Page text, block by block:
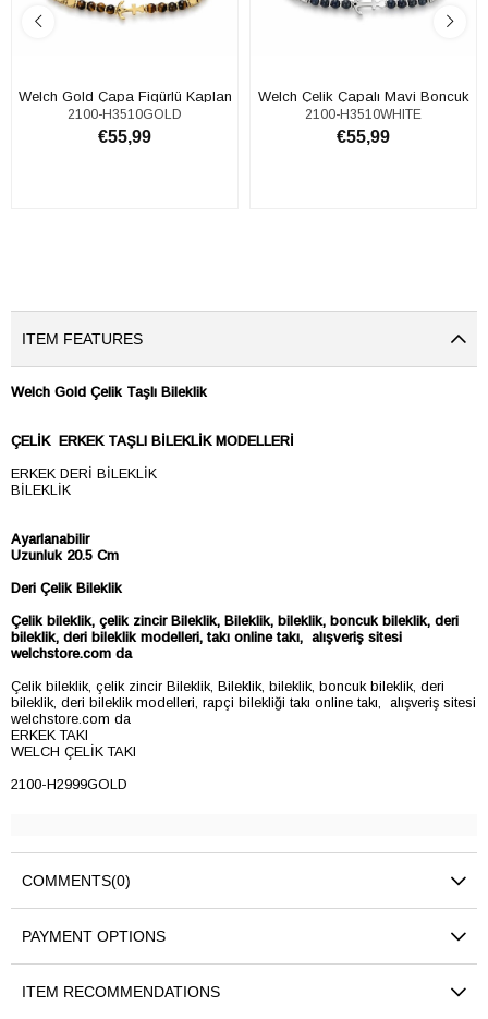
Welch Gold Çapa Figürlü Kaplan
Gözü Taşlı Erkek Bileklik
2100-H3510GOLD
€55,99
​​Welch Çelik Çapalı Mavi Boncuk
Bileklik
2100-H3510WHITE
€55,99
ITEM FEATURES
Welch Gold Çelik Taşlı Bileklik
ÇELİK ERKEK TAŞLI BİLEKLİK MODELLERİ
ERKEK DERİ BİLEKLİK
BİLEKLİK
Ayarlanabilir
Uzunluk 20.5 Cm
Deri Çelik Bileklik
Çelik bileklik, çelik zincirBileklik, Bileklik, bileklik, boncuk bileklik, deri
bileklik, deri bileklik modelleri, takı online takı, alışveriş sitesi
welchstore.com da
Çelik bileklik, çelik zincir Bileklik, Bileklik, bileklik, boncuk bileklik, deri
bileklik, deri bileklik modelleri, rapçi bilekliği takı online takı, alışveriş sitesi
welchstore.com da
ERKEK TAKI
WELCH ÇELİK TAKI
2100-H2999GOLD
COMMENTS(0)
PAYMENT OPTIONS
ITEM RECOMMENDATIONS